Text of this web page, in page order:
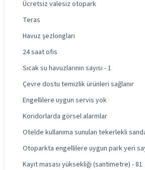
Ücretsiz valesiz otopark
Teras
Havuz şezlongları
24 saat ofis
Sıcak su havuzlarının sayısı - 1
Çevre dostu temizlik ürünleri sağlanır
Engellilere uygun servis yok
Koridorlarda görsel alarmlar
Otelde kullanıma sunulan tekerlekli
Otoparkta engellilere uygun park yeri
Kayıt masası yüksekliği (santimetre) - 81